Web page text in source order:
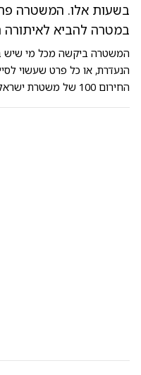
בשעות אלו. המשטרה
במטרה להביא לאיתורה
המשטרה ביקשה מכל מי שיש
הנעדרת, או כל פרט שעשוי
החירום 100 של משטרת ישראל.